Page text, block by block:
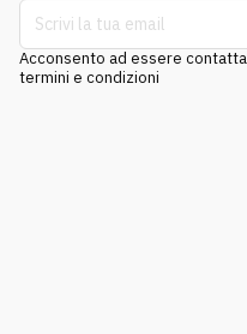
Acconsento ad essere
termini e condizioni